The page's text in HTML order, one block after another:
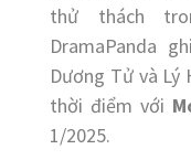
thử thách
DramaPanda
Dương Tử và Lý
thời điểm với
1/2025.